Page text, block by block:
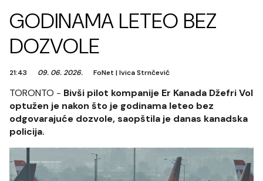
GODINAMA LETEO BEZ
DOZVOLE
21:43 09. 06. 2026. FoNet |Ivica Strnčević
TORONTO - Bivši pilot kompanije Er Kanada Džefri Vol
optužen je nakon što je godinama leteo bez
odgovarajuće dozvole, saopštila je danas kanadska
policija.